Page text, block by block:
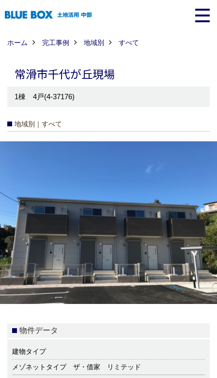
ホーム 完工事例 地域別 すべて
常滑市千代が丘現場
1棟 4戸(4-37176)
地域別｜すべて
物件データ
建物タイプ
メゾネットタイプ ザ・借家 リミテッド